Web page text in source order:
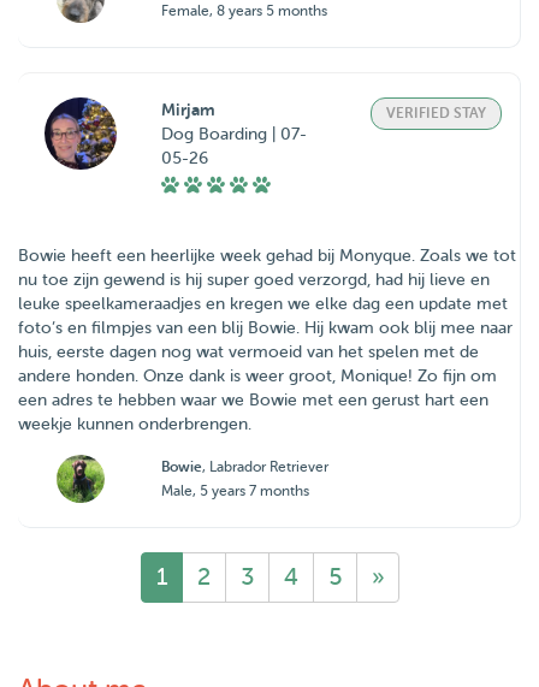
Female, 8 years 5 months
Mirjam
Dog Boarding | 07-
05-26
VERIFIED STAY
Bowie heeft een heerlijke week gehad bij Monyque. Zoals we tot
nu toe zijn gewend is hij super goed verzorgd, had hij lieve en
leuke speelkameraadjes en kregen we elke dag een update met
foto’s en filmpjes van een blij Bowie. Hij kwam ook blij mee naar
huis, eerste dagen nog wat vermoeid van het spelen met de
andere honden. Onze dank is weer groot, Monique! Zo fijn om
een adres te hebben waar we Bowie met een gerust hart een
weekje kunnen onderbrengen.
Bowie, Labrador Retriever
Male, 5 years 7 months
1 2 3 4 5 »